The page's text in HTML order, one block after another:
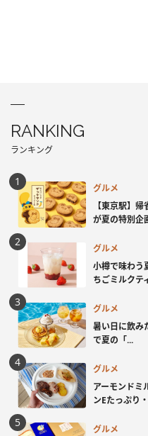
RANKING
ランキング
グルメ
【東京駅】
が夏の特別企
グルメ
小樽で味わう
ちごミルクテ
グルメ
暑い日に飲み
で夏の「...
グルメ
アーモンド
ンEたっぷり
グルメ